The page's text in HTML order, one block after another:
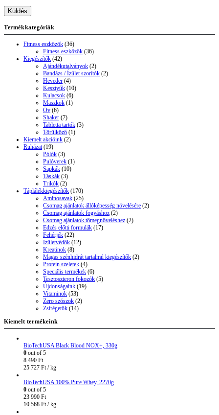
Termékkategóriák
Fitness eszközök (36)
Fitness eszközök (36)
Kiegészítők (42)
Ajándékutalványok (2)
Bandázs / Ízület szorítók (2)
Heveder (4)
Kesztyűk (10)
Kulacsok (6)
Maszkok (1)
Öv (6)
Shaker (7)
Tabletta tartók (3)
Törülköző (1)
Kiemelt akcióink (2)
Ruházat (19)
Pólók (3)
Pulóverek (1)
Sapkák (10)
Táskák (3)
Trikók (2)
Táplálékkiegészítők (170)
Aminosavak (25)
Csomag ajánlatok állóképesség növelésére (2)
Csomag ajánlatok fogyáshoz (2)
Csomag ajánlatok tömegnöveléshez (2)
Edzés előtti formulák (17)
Fehérjék (22)
Izületvédők (12)
Kreatinok (8)
Magas szénhidrát tartalmú kiegészítők (2)
Protein szeletek (4)
Speciális termékek (6)
Tesztoszteron fokozók (5)
Újdonságaink (19)
Vitaminok (53)
Zero szószok (2)
Zsírégetők (14)
Kiemelt termékeink
BioTechUSA Black Blood NOX+, 330g
0 out of 5
8 490 Ft
25 727 Ft / kg
BioTechUSA 100% Pure Whey, 2270g
0 out of 5
23 990 Ft
10 568 Ft / kg